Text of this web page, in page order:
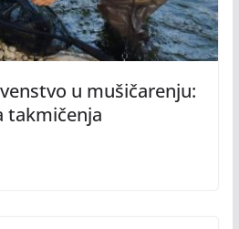
u mušičarenju:
takmičenja